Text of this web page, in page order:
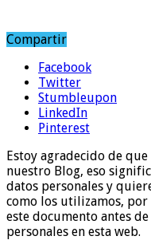
Compartir
Facebook
Twitter
Stumbleupon
LinkedIn
Pinterest
Estoy agradecido de
nuestro Blog, eso
datos personales y
como los utilizamos, por
este documento antes
personales en esta web.